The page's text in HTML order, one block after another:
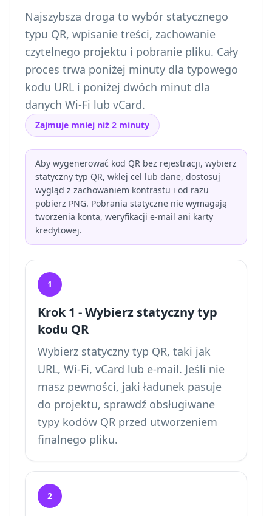
Najszybsza droga to wybór statycznego
typu QR, wpisanie treści, zachowanie
czytelnego projektu i pobranie pliku. Cały
proces trwa poniżej minuty dla typowego
kodu URL i poniżej dwóch minut dla
danych Wi-Fi lub vCard.
Zajmuje mniej niż 2 minuty
Aby wygenerować kod QR bez rejestracji, wybierz
statyczny typ QR, wklej cel lub dane, dostosuj
wygląd z zachowaniem kontrastu i od razu
pobierz PNG. Pobrania statyczne nie wymagają
tworzenia konta, weryfikacji e-mail ani karty
kredytowej.
1
Krok 1 - Wybierz statyczny typ
kodu QR
Wybierz statyczny typ QR, taki jak
URL, Wi-Fi, vCard lub e-mail. Jeśli nie
masz pewności, jaki ładunek pasuje
do projektu, sprawdź obsługiwane
typy kodów QR przed utworzeniem
finalnego pliku.
2